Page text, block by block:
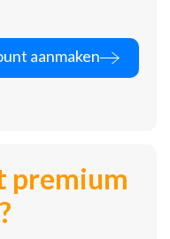
aanmaken
premium